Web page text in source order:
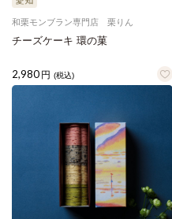
和栗モンブラン専門店 栗りん
チーズケーキ 環の菓
2,980 円 (税込)